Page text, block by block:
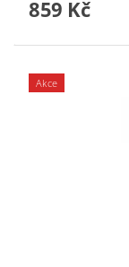
859 Kč
Akce